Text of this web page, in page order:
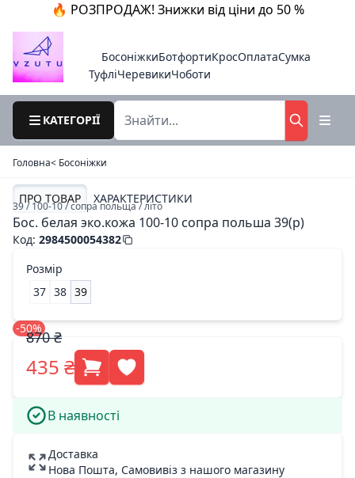
🔥 РОЗПРОДАЖ! Знижки від ціни до 50 %
БосоніжкиБотфортиКросОплатаСумка
ТуфліЧеревикиЧоботи
КАТЕГОРІЇ
Головна< Босоніжки
ПРО ТОВАР ХАРАКТЕРИСТИКИ
39 / 100-10 / сопра польща / літо
Бос. белая эко.кожа 100-10 сопра польша 39(р)
Код: 2984500054382
Розмір
37 38 39
-50%
870 ₴
435 ₴
В наявності
Доставка
Нова Пошта, Самовивіз з нашого магазину